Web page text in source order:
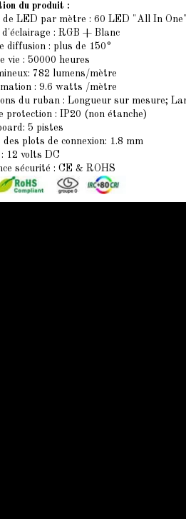
du produit :
de LED par mètre : 60 LED "All In
d'éclairage : RGB + Blanc
diffusion : plus de 150°
vie : 50000 heures
782 lumens/mètre
: 9.6 watts /mètre
du ruban : Longueur sur mesure;
protection : IP20 (non étanche)
5 pistes
plots de connexion: 1.8 mm
12 volts DC
sécurité : CE & ROHS